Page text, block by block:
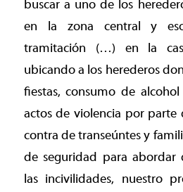
buscar a uno de los
en la zona central y
tramitación (…) en la
ubicando a los herederos
fiestas, consumo de
actos de violencia por parte
contra de transeúntes y
de seguridad para abordar
las incivilidades, nuestro